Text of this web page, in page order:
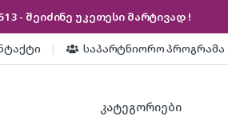
- შეიძინე უკეთესი მარტივად !
საპარტნიორო პროგრამა